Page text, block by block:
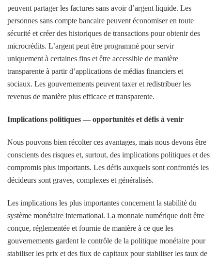
peuvent partager les factures sans avoir d’argent liquide. Les
personnes sans compte bancaire peuvent économiser en toute
sécurité et créer des historiques de transactions pour obtenir des
microcrédits. L’argent peut être programmé pour servir
uniquement à certaines fins et être accessible de manière
transparente à partir d’applications de médias financiers et
sociaux. Les gouvernements peuvent taxer et redistribuer les
revenus de manière plus efficace et transparente.
Implications politiques — opportunités et défis à venir
Nous pouvons bien récolter ces avantages, mais nous devons être
conscients des risques et, surtout, des implications politiques et des
compromis plus importants. Les défis auxquels sont confrontés les
décideurs sont graves, complexes et généralisés.
Les implications les plus importantes concernent la stabilité du
système monétaire international. La monnaie numérique doit être
conçue, réglementée et fournie de manière à ce que les
gouvernements gardent le contrôle de la politique monétaire pour
stabiliser les prix et des flux de capitaux pour stabiliser les taux de